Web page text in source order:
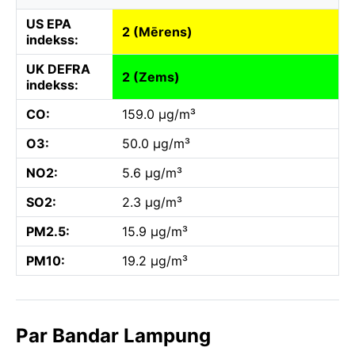
US EPA
indekss:
2 (Mērens)
UK DEFRA
indekss:
2 (Zems)
CO:
159.0 µg/m³
O3:
50.0 µg/m³
NO2:
5.6 µg/m³
SO2:
2.3 µg/m³
PM2.5:
15.9 µg/m³
PM10:
19.2 µg/m³
Par Bandar Lampung